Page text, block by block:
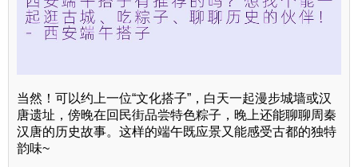
当然！可以约上一位“文化搭子”，白天一起漫步城墙或汉
唐遗址，傍晚在回民街品尝特色粽子，晚上还能聊聊周秦
汉唐的历史故事。这样的端午既应景又能感受古都的独特
韵味~